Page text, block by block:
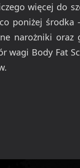
więcej do
poniżej środka
narożniki oraz
wagi Body Fat